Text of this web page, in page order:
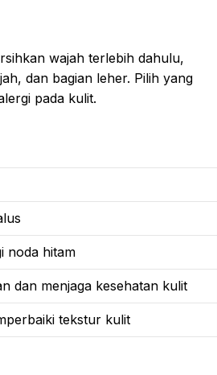
wajah terlebih dahulu,
dan bagian leher. Pilih yang
pada kulit.
noda hitam
dan menjaga kesehatan kulit
tekstur kulit